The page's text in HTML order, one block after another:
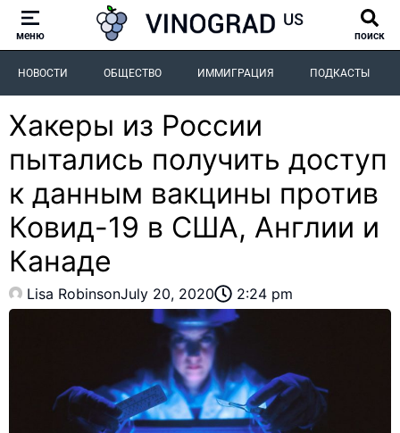
меню поиск
НОВОСТИ ОБЩЕСТВО ИММИГРАЦИЯ ПОДКАСТЫ
Хакеры из России
пытались получить доступ
к данным вакцины против
Ковид-19 в США, Англии и
Канаде
Lisa RobinsonJuly 20, 2020 2:24 pm